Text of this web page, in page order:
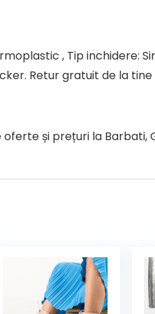
, Tip inchidere:
Retur gratuit de la
oferte și prețuri la Barbati,